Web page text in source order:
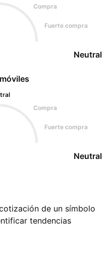
Compra
Fuerte compra
Neutral
Compra
Fuerte compra
Neutral
de un símbolo
tendencias